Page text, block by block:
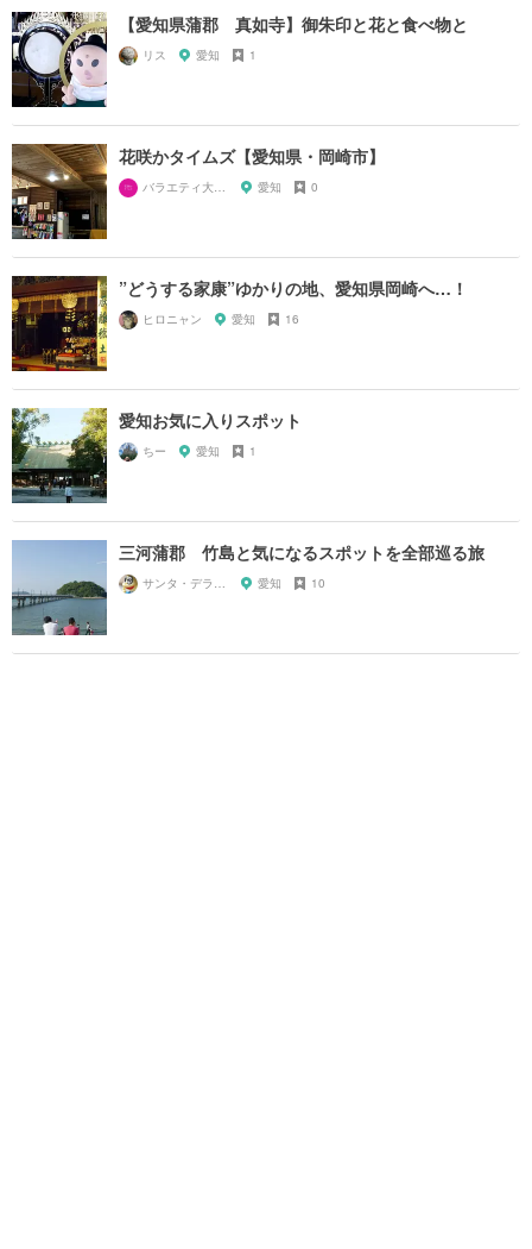
【愛知県蒲郡 真如寺】御朱印と花と食べ物と
リス 愛知 1
花咲かタイムズ【愛知県・岡崎市】
バラエティ大好き芸人 愛知 0
”どうする家康”ゆかりの地、愛知県岡崎へ…！
ヒロニャン 愛知 16
愛知お気に入りスポット
ちー 愛知 1
三河蒲郡 竹島と気になるスポットを全部巡る旅
サンタ・デラックス 愛知 10